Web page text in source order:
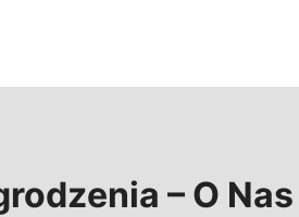
– O Nas